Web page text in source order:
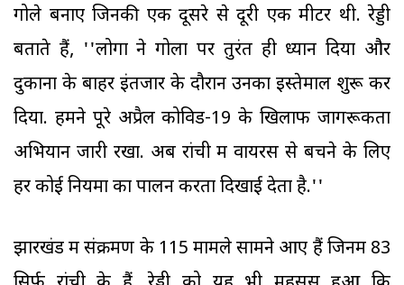
गोले बनाए जिनकी एक दूसरे से दूरी एक मीटर थी. रेड्डी
बताते हैं, ''लोगों ने गोलों पर तुरंत ही ध्यान दिया और
दुकानों के बाहर इंतजार के दौरान उनका इस्तेमाल शुरू कर
दिया. हमने पूरे अप्रैल कोविड-19 के खिलाफ जागरूकता
अभियान जारी रखा. अब रांची में वायरस से बचने के लिए
हर कोई नियमों का पालन करता दिखाई देता है.''
झारखंड में संक्रमण के 115 मामले सामने आए हैं जिनमें 83